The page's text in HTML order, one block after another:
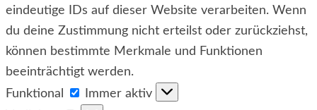
eindeutige IDs auf dieser Website verarbeiten. Wenn
du deine Zustimmung nicht erteilst oder zurückziehst,
können bestimmte Merkmale und Funktionen
beeinträchtigt werden.
Funktional
Funktional
Immer aktiv